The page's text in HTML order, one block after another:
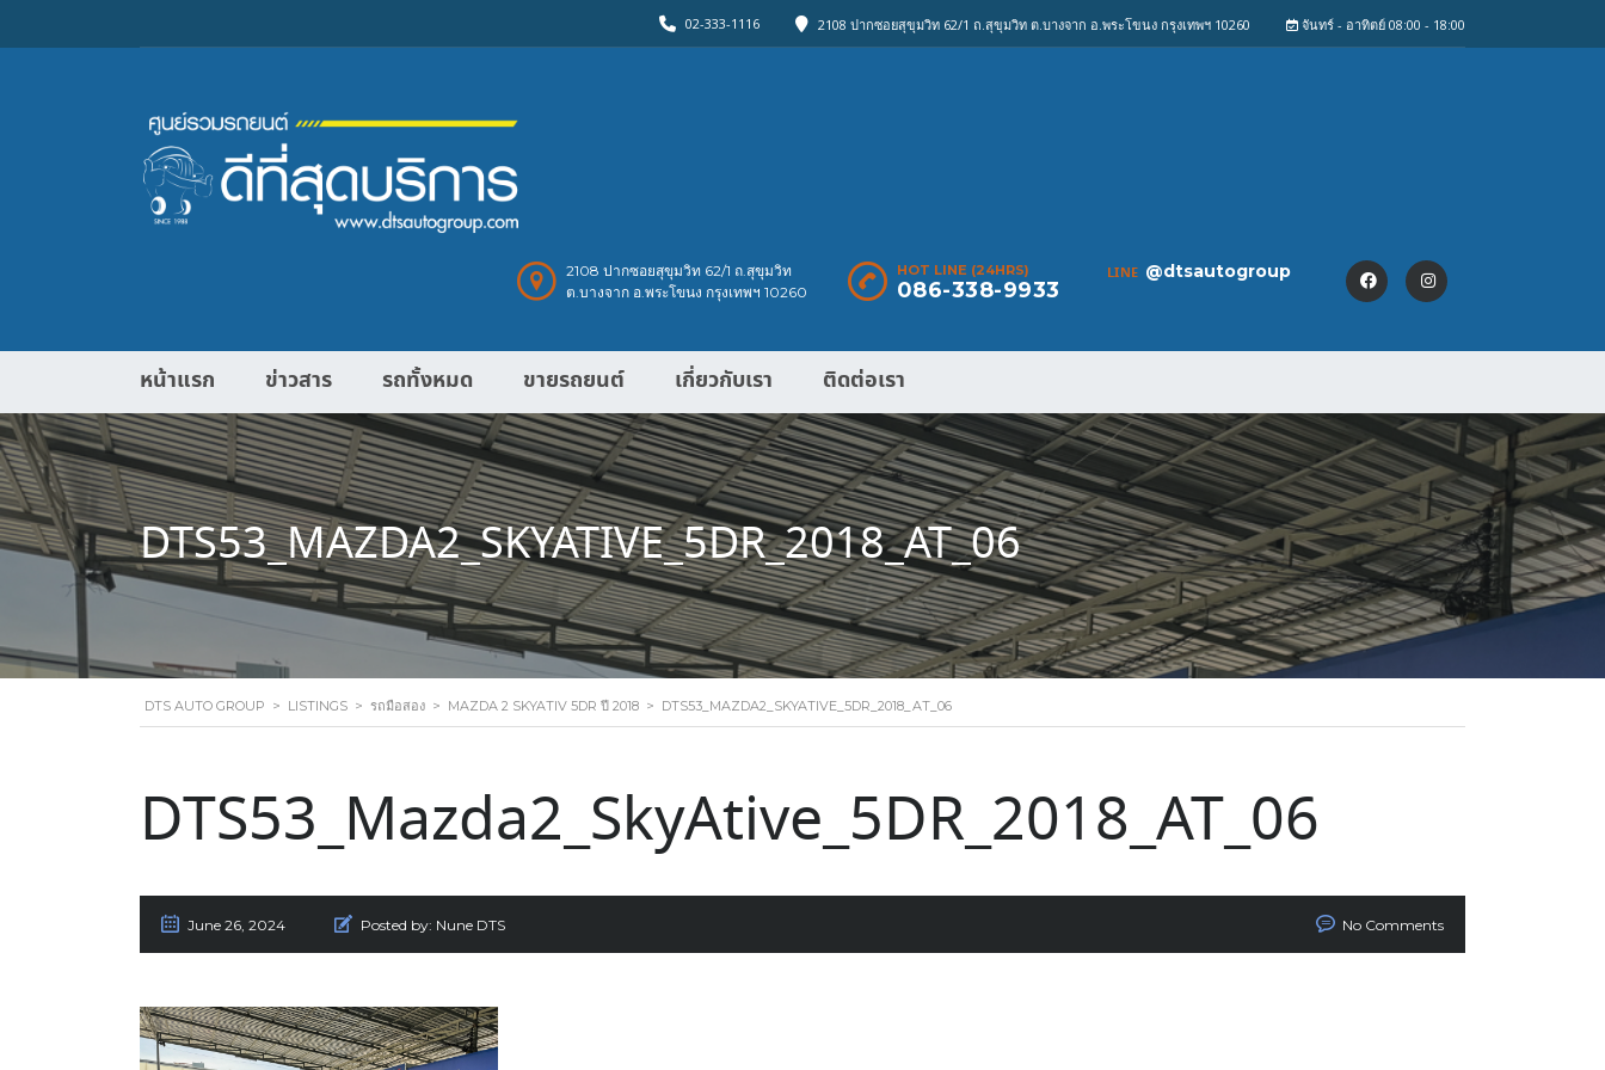
จันทร์ - อาทิตย์ 08:00 - 18:00
2108 ปากซอยสุขุมวิท 62/1 ถ.สุขุมวิท ต.บางจาก อ.พระโขนง กรุงเทพฯ 10260
02-333-1116
LINE @dtsautogroup
HOT LINE (24HRS)
086-338-9933
2108 ปากซอยสุขุมวิท 62/1 ถ.สุขุมวิท
ต.บางจาก อ.พระโขนง กรุงเทพฯ 10260
หน้าแรก ข่าวสาร รถทั้งหมด ขายรถยนต์ เกี่ยวกับเรา ติดต่อเรา
DTS53_MAZDA2_SKYATIVE_5DR_2018_AT_06
DTS AUTO GROUP > LISTINGS > รถมือสอง > MAZDA 2 SKYATIV 5DR ปี 2018 > DTS53_MAZDA2_SKYATIVE_5DR_2018_AT_06
DTS53_Mazda2_SkyAtive_5DR_2018_AT_06
June 26, 2024 Posted by: Nune DTS No Comments